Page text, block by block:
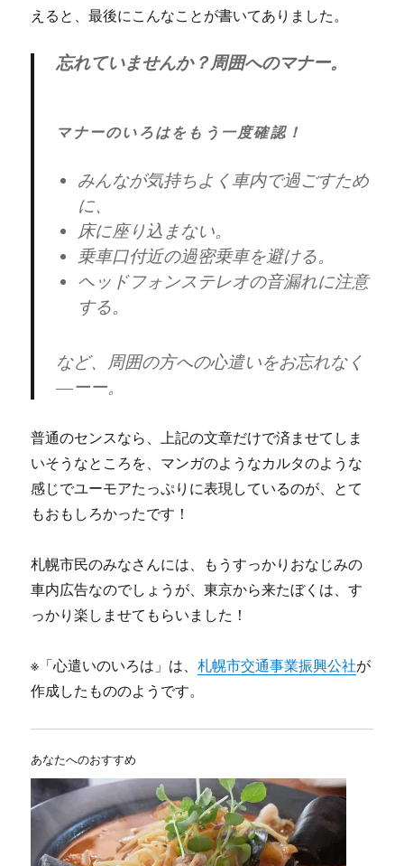
えると、最後にこんなことが書いてありました。
忘れていませんか？周囲へのマナー。
マナーのいろはをもう一度確認！
みんなが気持ちよく車内で過ごすため
に、
床に座り込まない。
乗車口付近の過密乗車を避ける。
ヘッドフォンステレオの音漏れに注意
する。
など、周囲の方への心遣いをお忘れなく
―ーー。
普通のセンスなら、上記の文章だけで済ませてしま
いそうなところを、マンガのようなカルタのような
感じでユーモアたっぷりに表現しているのが、とて
もおもしろかったです！
札幌市民のみなさんには、もうすっかりおなじみの
車内広告なのでしょうが、東京から来たぼくは、す
っかり楽しませてもらいました！
※「心遣いのいろは」は、札幌市交通事業振興公社が
作成したもののようです。
あなたへのおすすめ